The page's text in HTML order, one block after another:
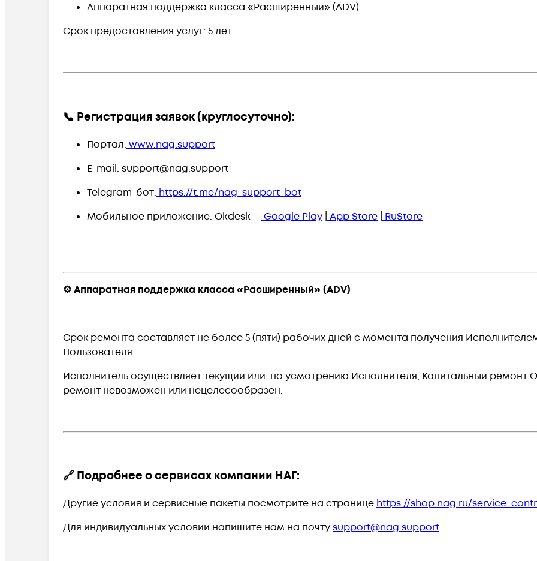
Аппаратная поддержка класса «Расширенный» (ADV)
Срок предоставления услуг: 5 лет
📞 Регистрация заявок (круглосуточно):
Портал: www.nag.support
E-mail: support@nag.support
Telegram-бот: https://t.me/nag_support_bot
Мобильное приложение: Okdesk —Google Play App Store RuStore
⚙️ Аппаратная поддержка класса «Расширенный» (ADV)
Срок ремонта составляет не более 5 (пяти) рабочих дней с момента получения
Пользователя.
Исполнитель осуществляет текущий или, по усмотрению Исполнителя, Капитальный ремонт
ремонт невозможен или нецелесообразен.
🔗 Подробнее о сервисах компании НАГ:
Другие условия и сервисные пакеты посмотрите на странице https://shop.nag.ru/
Для индивидуальных условий напишите нам на почтуsupport@nag.support